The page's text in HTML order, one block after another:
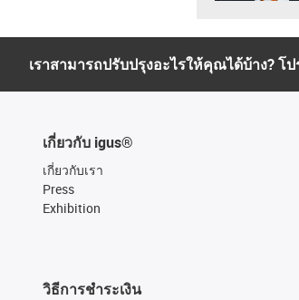
เราสามารถปรับปรุงอะไรให้คุณได้บ้าง? โ
เกี่ยวกับ igus®
เกี่ยวกับเรา
Press
Exhibition
วิธีการชำระเงิน